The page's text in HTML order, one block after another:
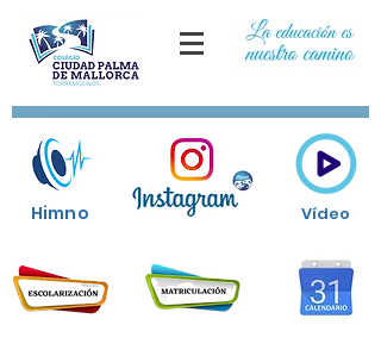
Himno Vídeo